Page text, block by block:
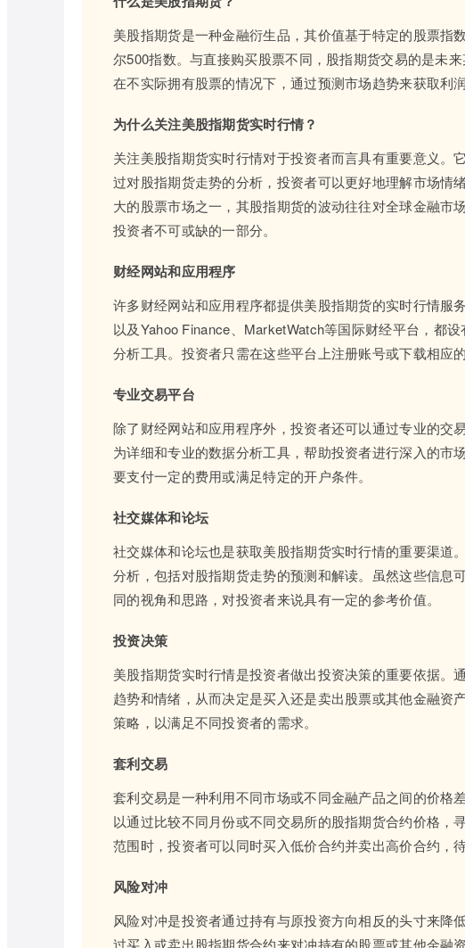
美股指期货是一种金融衍生品，其价值基于特定的股票
尔500指数。与直接购买股票不同，股指期货交易的是未
在不实际拥有股票的情况下，通过预测市场趋势来获取利润
为什么关注美股指期货实时行情？
关注美股指期货实时行情对于投资者而言具有重要意义。
过对股指期货走势的分析，投资者可以更好地理解市场
大的股票市场之一，其股指期货的波动往往对全球金融
投资者不可或缺的一部分。
财经网站和应用程序
许多财经网站和应用程序都提供美股指期货的实时行情服
以及Yahoo Finance、MarketWatch等国际财经平台，都
分析工具。投资者只需在这些平台上注册账号或下载相应
专业交易平台
除了财经网站和应用程序外，投资者还可以通过专业的交
为详细和专业的数据分析工具，帮助投资者进行深入的
要支付一定的费用或满足特定的开户条件。
社交媒体和论坛
社交媒体和论坛也是获取美股指期货实时行情的重要渠道
分析，包括对股指期货走势的预测和解读。虽然这些信息
同的视角和思路，对投资者来说具有一定的参考价值。
投资决策
美股指期货实时行情是投资者做出投资决策的重要依据
趋势和情绪，从而决定是买入还是卖出股票或其他金融
策略，以满足不同投资者的需求。
套利交易
套利交易是一种利用不同市场或不同金融产品之间的价
以通过比较不同月份或不同交易所的股指期货合约价格，
范围时，投资者可以同时买入低价合约并卖出高价合约，
风险对冲
风险对冲是投资者通过持有与原投资方向相反的头寸来
过买入或卖出股指期货合约来对冲持有的股票或其他金